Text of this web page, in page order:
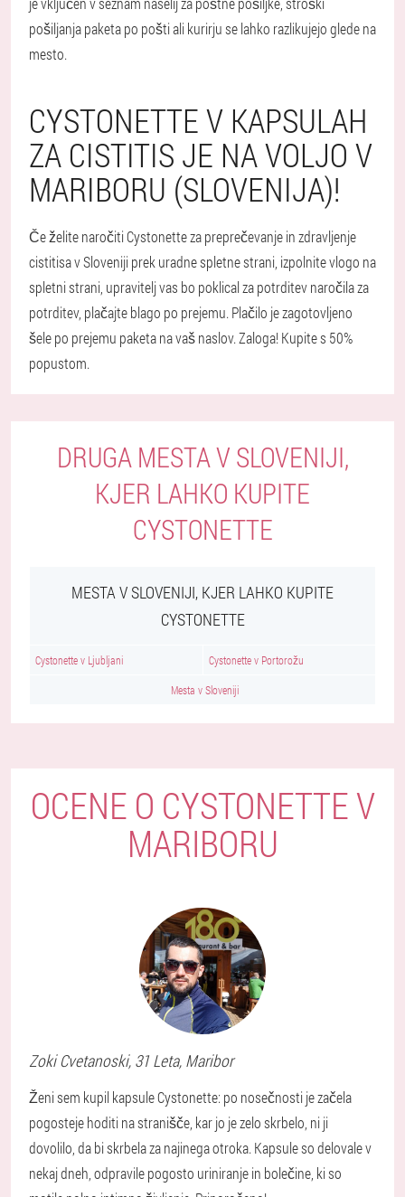
pošiljanja paketa po pošti ali kurirju se lahko razlikujejo glede na
mesto.
CYSTONETTE V KAPSULAH
ZA CISTITIS JE NA VOLJO V
MARIBORU (SLOVENIJA)!
Če želite naročiti Cystonette za preprečevanje in zdravljenje
cistitisa v Sloveniji prek uradne spletne strani, izpolnite vlogo na
spletni strani, upravitelj vas bo poklical za potrditev naročila za
potrditev, plačajte blago po prejemu. Plačilo je zagotovljeno
šele po prejemu paketa na vaš naslov. Zaloga! Kupite s 50%
popustom.
DRUGA MESTA V SLOVENIJI,
KJER LAHKO KUPITE
CYSTONETTE
MESTA V SLOVENIJI, KJER LAHKO KUPITE
CYSTONETTE
Cystonette v Ljubljani Cystonette v Portorožu
Mesta v Sloveniji
OCENE O CYSTONETTE V
MARIBORU
Zoki Cvetanoski, 31 Leta, Maribor
Ženi sem kupil kapsule Cystonette: po nosečnosti je začela
pogosteje hoditi na stranišče, kar jo je zelo skrbelo, ni ji
dovolilo, da bi skrbela za najinega otroka. Kapsule so delovale v
nekaj dneh, odpravile pogosto uriniranje in bolečine, ki so